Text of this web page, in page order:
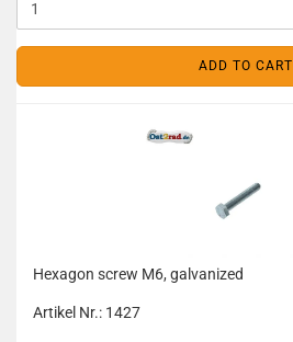
ADD TO CART
Hexagon screw M6, galvanized
Artikel Nr.: 1427